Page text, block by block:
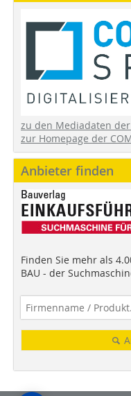
zu den Mediadaten der
zur Homepage der
Anbieter finden
Finden Sie mehr als
BAU - der